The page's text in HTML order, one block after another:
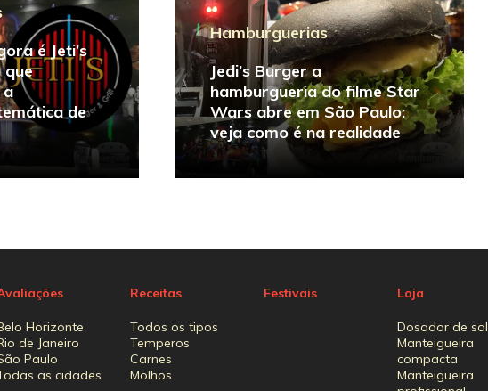
é Jeti’s
que
a
de
Hamburguerias
Jedi’s Burger a
hamburgueria do filme Star
Wars abre em São Paulo:
veja como é na realidade
Horizonte
de Janeiro
Paulo
as cidades
Receitas
Todos os tipos
Temperos
Carnes
Molhos
Festivais Loja
Dosador de sal
Manteigueira
compacta
Manteigueira